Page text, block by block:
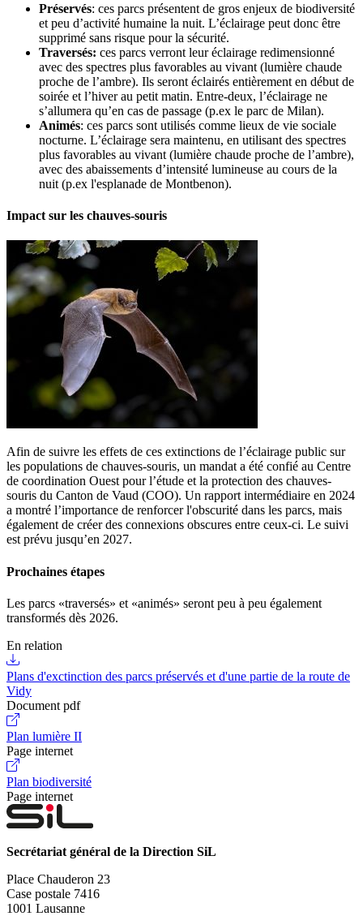
Préservés: ces parcs présentent de gros enjeux de biodiversité
et peu d’activité humaine la nuit. L’éclairage peut donc être
supprimé sans risque pour la sécurité.
Traversés: ces parcs verront leur éclairage redimensionné
avec des spectres plus favorables au vivant (lumière chaude
proche de l’ambre). Ils seront éclairés entièrement en début de
soirée et l’hiver au petit matin. Entre-deux, l’éclairage ne
s’allumera qu’en cas de passage (p.ex le parc de Milan).
Animés: ces parcs sont utilisés comme lieux de vie sociale
nocturne. L’éclairage sera maintenu, en utilisant des spectres
plus favorables au vivant (lumière chaude proche de l’ambre),
avec des abaissements d’intensité lumineuse au cours de la
nuit (p.ex l'esplanade de Montbenon).
Impact sur les chauves-souris
Afin de suivre les effets de ces extinctions de l’éclairage public sur
les populations de chauves-souris, un mandat a été confié au Centre
de coordination Ouest pour l’étude et la protection des chauves-
souris du Canton de Vaud (COO). Un rapport intermédiaire en 2024
a montré l’importance de renforcer l'obscurité dans les parcs, mais
également de créer des connexions obscures entre ceux-ci. Le suivi
est prévu jusqu’en 2027.
Prochaines étapes
Les parcs «traversés» et «animés» seront peu à peu également
transformés dès 2026.
En relation
Plans d'exctinction des parcs préservés et d'une partie de la route de
Vidy
Document pdf
Plan lumière II
Page internet
Plan biodiversité
Page internet
Secrétariat général de la Direction SiL
Place Chauderon 23
Case postale 7416
1001 Lausanne